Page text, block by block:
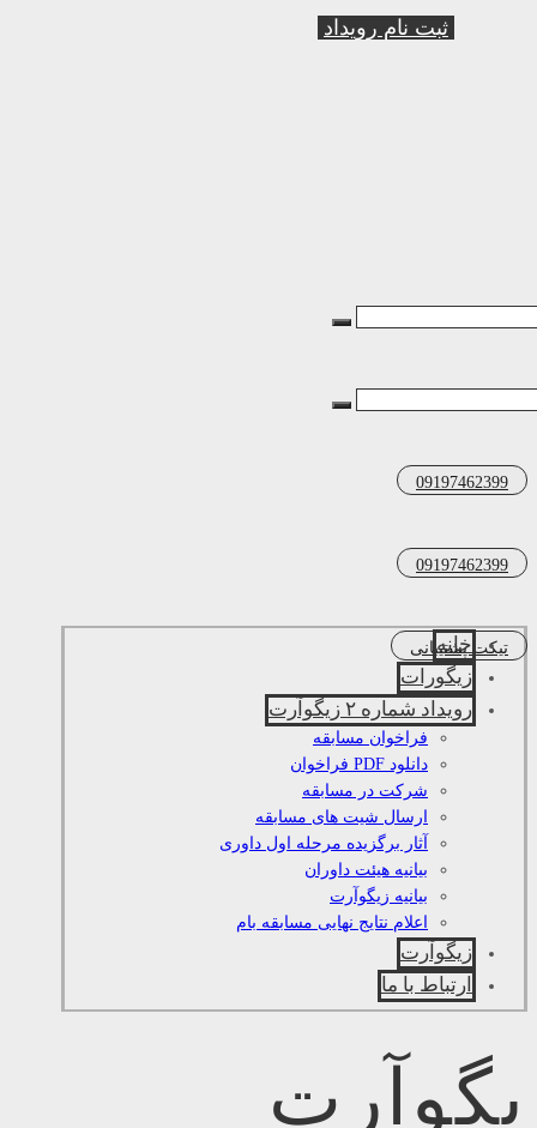
ثبت نام رویداد
09197462399
09197462399
تیکت پشتیبانی
خانه
زیگورات
رویداد شماره ۲ زیگوآرت
فراخوان مسابقه
دانلود PDF فراخوان
شرکت در مسابقه
ارسال شیت های مسابقه
آثار برگزیده مرحله اول داوری
بیانیه هیئت داوران
بیانیه زیگوآرت
اعلام نتایج نهایی مسابقه بام
زیگوآرت
ارتباط با ما